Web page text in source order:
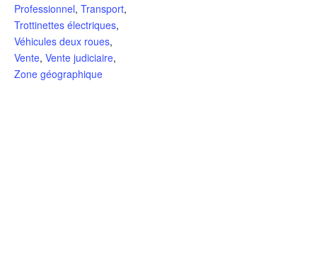
Professionnel, Transport,
Trottinettes électriques,
Véhicules deux roues,
Vente, Vente judiciaire,
Zone géographique